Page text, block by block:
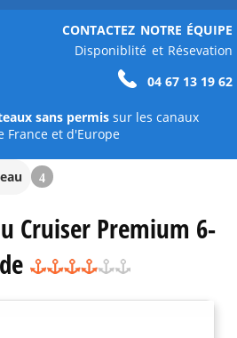
CONTACTEZ NOTRE ÉQUIPE
Disponiblité et Résevation
04 67 13 19 62
sans permis sur les canaux
France et d'Europe
4
Cruiser Premium 6-